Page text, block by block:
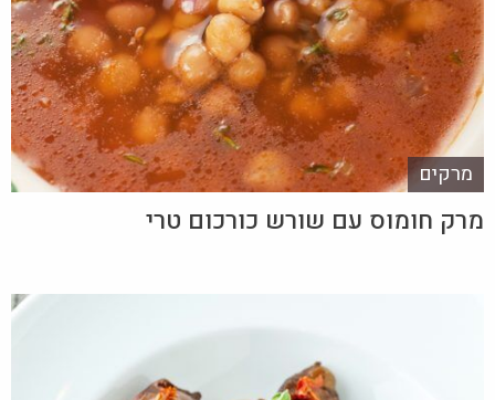
מרקים
מרק חומוס עם שורש כורכום טרי